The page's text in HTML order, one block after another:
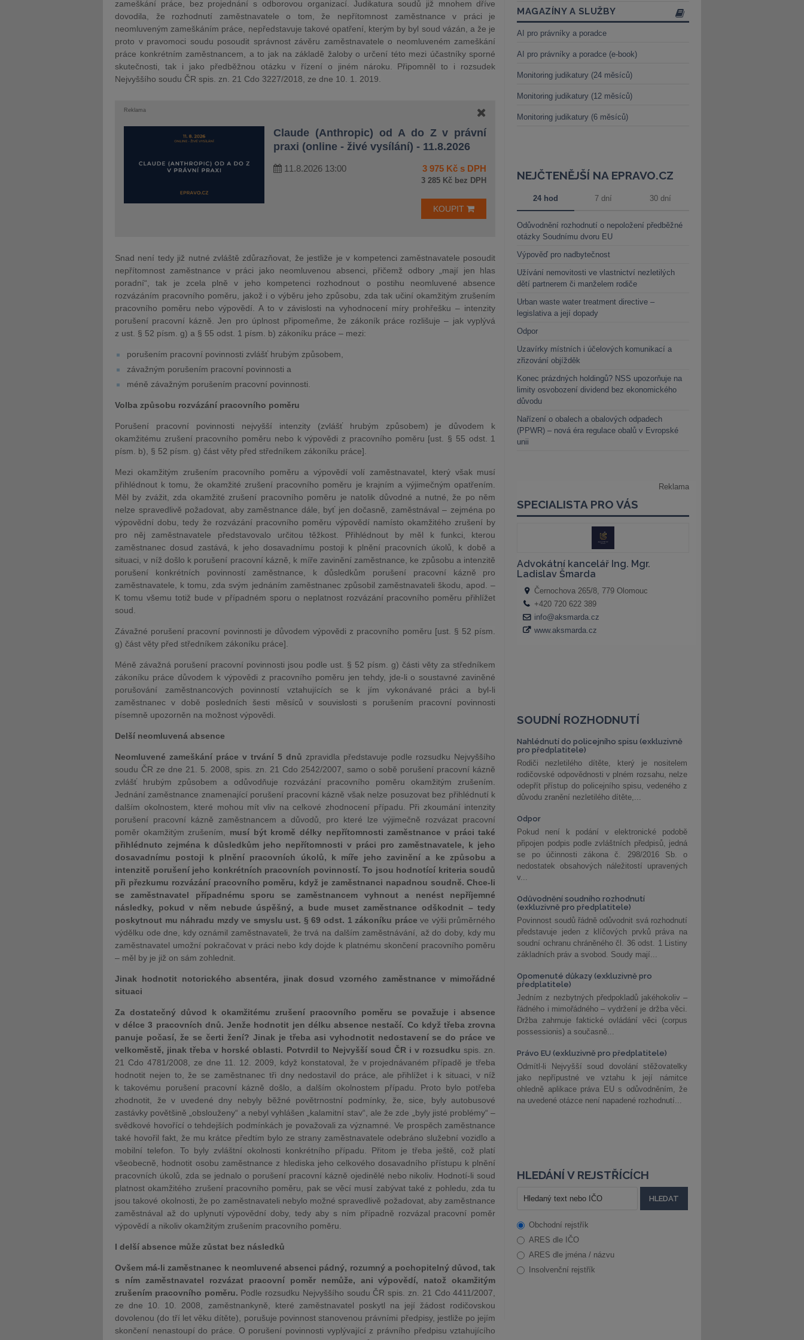
zameškání práce, bez projednání s odborovou organizací.Judikatura soudů již mnohem dříve
dovodila, že rozhodnutí zaměstnavatele o tom, že nepřítomnost zaměstnance v práci je
neomluveným zameškáním práce, nepředstavuje takové opatření, kterým by byl soud vázán, a že je
proto v pravomoci soudu posoudit správnost závěru zaměstnavatele o neomluveném zameškání
práce konkrétním zaměstnancem, a to jak na základě žaloby o určení této mezi účastníky sporné
skutečnosti, tak i jako předběžnou otázku v řízení o jiném nároku. Připomněl to i rozsudek
Nejvyššího soudu ČR spis. zn. 21 Cdo 3227/2018, ze dne 10. 1. 2019.
Reklama
Claude (Anthropic) od A do Z v právní
praxi (online - živé vysílání) - 11.8.2026
11.8.2026 13:00 3 975 Kč s DPH
3 285 Kč bez DPH
KOUPIT
Snad není tedy již nutné zvláště zdůrazňovat, že jestliže je v kompetenci zaměstnavatele posoudit
nepřítomnost zaměstnance v práci jako neomluvenou absenci, přičemž odbory „mají jen hlas
poradní“, tak je zcela plně v jeho kompetenci rozhodnout o postihu neomluvené absence
rozvázáním pracovního poměru, jakož i o výběru jeho způsobu, zda tak učiní okamžitým zrušením
pracovního poměru nebo výpovědí. A to v závislosti na vyhodnocení míry prohřešku – intenzity
porušení pracovní kázně. Jen pro úplnost připomeňme, že zákoník práce rozlišuje – jak vyplývá
z ust. § 52 písm. g) a § 55 odst. 1 písm. b) zákoníku práce – mezi:
porušením pracovní povinnosti zvlášť hrubým způsobem,
závažným porušením pracovní povinnosti a
méně závažným porušením pracovní povinnosti.
Volba způsobu rozvázání pracovního poměru
Porušení pracovní povinnosti nejvyšší intenzity (zvlášť hrubým způsobem) je důvodem k
okamžitému zrušení pracovního poměru nebo k výpovědi z pracovního poměru [ust. § 55 odst. 1
písm. b), § 52 písm. g) část věty před středníkem zákoníku práce].
Mezi okamžitým zrušením pracovního poměru a výpovědí volí zaměstnavatel, který však musí
přihlédnout k tomu, že okamžité zrušení pracovního poměru je krajním a výjimečným opatřením.
Měl by zvážit, zda okamžité zrušení pracovního poměru je natolik důvodné a nutné, že po něm
nelze spravedlivě požadovat, aby zaměstnance dále, byť jen dočasně, zaměstnával – zejména po
výpovědní dobu, tedy že rozvázání pracovního poměru výpovědí namísto okamžitého zrušení by
pro něj zaměstnavatele představovalo určitou těžkost. Přihlédnout by měl k funkci, kterou
zaměstnanec dosud zastává, k jeho dosavadnímu postoji k plnění pracovních úkolů, k době a
situaci, v níž došlo k porušení pracovní kázně, k míře zavinění zaměstnance, ke způsobu a intenzitě
porušení konkrétních povinností zaměstnance, k důsledkům porušení pracovní kázně pro
zaměstnavatele, k tomu, zda svým jednáním zaměstnanec způsobil zaměstnavateli škodu, apod. –
K tomu všemu totiž bude v případném sporu o neplatnost rozvázání pracovního poměru přihlížet
soud.
Závažné porušení pracovní povinnosti je důvodem výpovědi z pracovního poměru [ust. § 52 písm.
g) část věty před středníkem zákoníku práce].
Méně závažná porušení pracovní povinnosti jsou podle ust. § 52 písm. g) části věty za středníkem
zákoníku práce důvodem k výpovědi z pracovního poměru jen tehdy, jde-li o soustavné zaviněné
porušování zaměstnancových povinností vztahujících se k jím vykonávané práci a byl-li
zaměstnanec v době posledních šesti měsíců v souvislosti s porušením pracovní povinnosti
písemně upozorněn na možnost výpovědi.
Delší neomluvená absence
Neomluvené zameškání práce v trvání 5 dnů zpravidla představuje podle rozsudku Nejvyššího
soudu ČR ze dne 21. 5. 2008, spis. zn. 21 Cdo 2542/2007, samo o sobě porušení pracovní kázně
zvlášť hrubým způsobem a odůvodňuje rozvázání pracovního poměru okamžitým zrušením.
Jednání zaměstnance znamenající porušení pracovní kázně však nelze posuzovat bez přihlédnutí k
dalším okolnostem, které mohou mít vliv na celkové zhodnocení případu. Při zkoumání intenzity
porušení pracovní kázně zaměstnancem a důvodů, pro které lze výjimečně rozvázat pracovní
poměr okamžitým zrušením, musí být kromě délky nepřítomnosti zaměstnance v práci také
přihlédnuto zejména k důsledkům jeho nepřítomnosti v práci pro zaměstnavatele, k jeho
dosavadnímu postoji k plnění pracovních úkolů, k míře jeho zavinění a ke způsobu a
intenzitě porušení jeho konkrétních pracovních povinností. To jsou hodnotící kriteria soudů
při přezkumu rozvázání pracovního poměru, když je zaměstnanci napadnou soudně. Chce-li
se zaměstnavatel případnému sporu se zaměstnancem vyhnout a nenést nepříjemné
následky, pokud v něm nebude úspěšný, a bude muset zaměstnance odškodnit – tedy
poskytnout mu náhradu mzdy ve smyslu ust. § 69 odst. 1 zákoníku práceve výši průměrného
výdělku ode dne, kdy oznámil zaměstnavateli, že trvá na dalším zaměstnávání, až do doby, kdy mu
zaměstnavatel umožní pokračovat v práci nebo kdy dojde k platnému skončení pracovního poměru
– měl by je již on sám zohlednit.
Jinak hodnotit notorického absentéra, jinak dosud vzorného zaměstnance v mimořádné
situaci
Za dostatečný důvod k okamžitému zrušení pracovního poměru se považuje i absence
v délce 3 pracovních dnů. Jenže hodnotit jen délku absence nestačí. Co když třeba zrovna
panuje počasí, že se čerti žení? Jinak je třeba asi vyhodnotit nedostavení se do práce ve
velkoměstě, jinak třeba v horské oblasti. Potvrdil to Nejvyšší soud ČR i v rozsudkuspis. zn.
21 Cdo 4781/2008, ze dne 11. 12. 2009, když konstatoval, že v projednávaném případě je třeba
hodnotit nejen to, že se zaměstnanec tři dny nedostavil do práce, ale přihlížet i k situaci, v níž
k takovému porušení pracovní kázně došlo, a dalším okolnostem případu. Proto bylo potřeba
zhodnotit, že v uvedené dny nebyly běžné povětrnostní podmínky, že, sice, byly autobusové
zastávky povětšině „obslouženy“ a nebyl vyhlášen „kalamitní stav“, ale že zde „byly jisté problémy“ –
svědkové hovořící o tehdejších podmínkách je považovali za významné. Ve prospěch zaměstnance
také hovořil fakt, že mu krátce předtím bylo ze strany zaměstnavatele odebráno služební vozidlo a
mobilní telefon. To byly zvláštní okolnosti konkrétního případu. Přitom je třeba ještě, což platí
všeobecně, hodnotit osobu zaměstnance z hlediska jeho celkového dosavadního přístupu k plnění
pracovních úkolů, zda se jednalo o porušení pracovní kázně ojedinělé nebo nikoliv. Hodnotí-li soud
platnost okamžitého zrušení pracovního poměru, pak se věcí musí zabývat také z pohledu, zda tu
jsou takové okolnosti, že po zaměstnavateli nebylo možné spravedlivě požadovat, aby zaměstnance
zaměstnával až do uplynutí výpovědní doby, tedy aby s ním případně rozvázal pracovní poměr
výpovědí a nikoliv okamžitým zrušením pracovního poměru.
I delší absence může zůstat bez následků
Ovšem má-li zaměstnanec k neomluvené absenci pádný, rozumný a pochopitelný důvod, tak
s ním zaměstnavatel rozvázat pracovní poměr nemůže, ani výpovědí, natož okamžitým
zrušením pracovního poměru. Podle rozsudku Nejvyššího soudu ČR spis. zn. 21 Cdo 4411/2007,
ze dne 10. 10. 2008, zaměstnankyně, které zaměstnavatel poskytl na její žádost rodičovskou
dovolenou (do tří let věku dítěte), porušuje povinnost stanovenou právními předpisy, jestliže po jejím
skončení nenastoupí do práce. O porušení povinnosti vyplývající z právního předpisu vztahujícího
MAGAZÍNY A SLUŽBY
AI pro právníky a poradce
AI pro právníky a poradce (e-book)
Monitoring judikatury (24 měsíců)
Monitoring judikatury (12 měsíců)
Monitoring judikatury (6 měsíců)
NEJČTENĚJŠÍ NA EPRAVO.CZ
24 hod 7 dní 30 dní
Odůvodnění rozhodnutí o nepoložení předběžné
otázky Soudnímu dvoru EU
Výpověď pro nadbytečnost
Užívání nemovitosti ve vlastnictví nezletilých
dětí partnerem či manželem rodiče
Urban waste water treatment directive –
legislativa a její dopady
Odpor
Uzavírky místních i účelových komunikací a
zřizování objížděk
Konec prázdných holdingů? NSS upozorňuje na
limity osvobození dividend bez ekonomického
důvodu
Nařízení o obalech a obalových odpadech
(PPWR) – nová éra regulace obalů v Evropské
unii
SOUDNÍ ROZHODNUTÍ
Nahlédnutí do policejního spisu (exkluzivně
pro předplatitele)
Rodiči nezletilého dítěte, který je nositelem
rodičovské odpovědnosti v plném rozsahu, nelze
odepřít přístup do policejního spisu, vedeného z
důvodu zranění nezletilého dítěte,...
Odpor
Pokud není k podání v elektronické podobě
připojen podpis podle zvláštních předpisů, jedná
se po účinnosti zákona č. 298/2016 Sb. o
nedostatek obsahových náležitostí upravených
v...
Odůvodnění soudního rozhodnutí
(exkluzivně pro předplatitele)
Povinnost soudů řádně odůvodnit svá rozhodnutí
představuje jeden z klíčových prvků práva na
soudní ochranu chráněného čl. 36 odst. 1 Listiny
základních práv a svobod. Soudy mají...
Opomenuté důkazy (exkluzivně pro
předplatitele)
Jedním z nezbytných předpokladů jakéhokoliv –
řádného i mimořádného – vydržení je držba věci.
Držba zahrnuje faktické ovládání věci (corpus
possessionis) a současně...
Právo EU (exkluzivně pro předplatitele)
Odmítl-li Nejvyšší soud dovolání stěžovatelky
jako nepřípustné ve vztahu k její námitce
ohledně aplikace práva EU s odůvodněním, že
na uvedené otázce není napadené rozhodnutí...
HLEDÁNÍ V REJSTŘÍCÍCH
Obchodní rejstřík
ARES dle IČO
ARES dle jména / názvu
Insolvenční rejstřík